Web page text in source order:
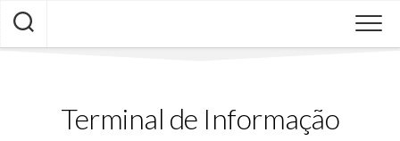
Skip
content
Terminal de Informação